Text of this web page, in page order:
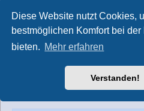
Diese Website nutzt Cookies,
bestmöglichen Komfort bei der
bieten. Mehr erfahren
Verstanden!
Kurz darauf kommt
Mike filmt die beiden